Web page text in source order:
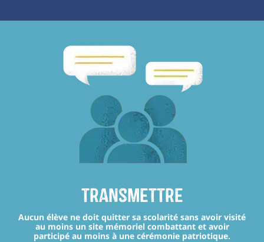
transmettre
Aucun élève ne doit quitter sa scolarité sans avoir visité
au moins un site mémoriel combattant et avoir
participé au moins à une cérémonie patriotique.